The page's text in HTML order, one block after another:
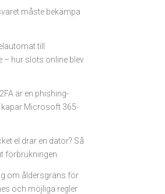
måste bekämpa
till
– hur slots online blev
är en phishing-
Microsoft 365-
el drar en dator? Så
förbrukningen
om åldersgräns för
och möjliga regler